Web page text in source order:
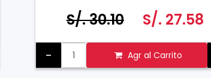
S/. 30.10 S/. 27.58
- Agr al Carrito